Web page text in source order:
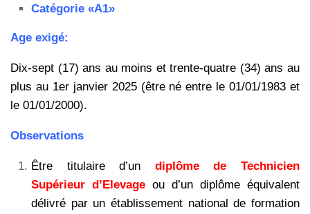
Catégorie «A1»
Age exigé:
Dix-sept (17) ans au moins et trente-quatre (34) ans au
plus au 1er janvier 2025 (être né entre le 01/01/1983 et
le 01/01/2000).
Observations
Être titulaire d’un diplôme de Technicien
Supérieur d’Elevage ou d’un diplôme équivalent
délivré par un établissement national de formation